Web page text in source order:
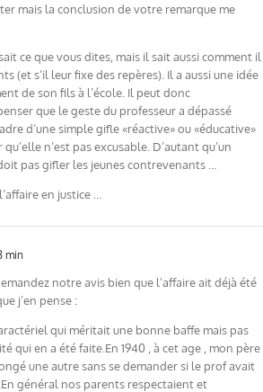
mais la conclusion de votre remarque me
ce que vous dites, mais il sait aussi comment il
(et s’il leur fixe des repères). Il a aussi une idée
de son fils à l’école. Il peut donc
que le geste du professeur a dépassé
d’une simple gifle «réactive» ou «éducative»
n’est pas excusable. D’autant qu’un
pas gifler les jeunes contrevenants …
en justice …
min
notre avis bien que l’affaire ait déjà été
j’en pense :
qui méritait une bonne baffe mais pas
qui en a été faite.En 1940 , à cet age , mon père
une autre sans se demander si le prof avait
général nos parents respectaient et